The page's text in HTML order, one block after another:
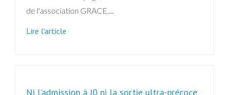
de l'association GRACE....
Lire l'article
Ni l’admission à J0 ni la sortie ultra-précoce